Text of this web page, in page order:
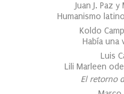
Juan J. Paz
Humanismo
Koldo
Había una
Luis
Lili Marleen
El retorno